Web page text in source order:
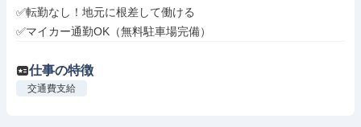
✅転勤なし！地元に根差して働ける
✅マイカー通勤OK（無料駐車場完備）
仕事の特徴
交通費支給